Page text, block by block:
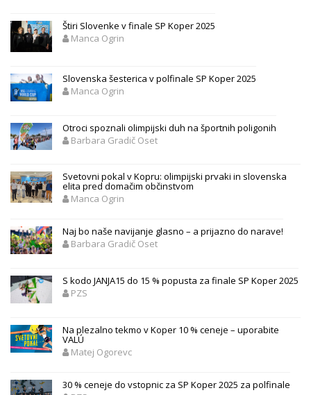
Štiri Slovenke v finale SP Koper 2025
Manca Ogrin
Slovenska šesterica v polfinale SP Koper 2025
Manca Ogrin
Otroci spoznali olimpijski duh na športnih poligonih
Barbara Gradič Oset
Svetovni pokal v Kopru: olimpijski prvaki in slovenska
elita pred domačim občinstvom
Manca Ogrin
Naj bo naše navijanje glasno – a prijazno do narave!
Barbara Gradič Oset
S kodo JANJA15 do 15 % popusta za finale SP Koper 2025
PZS
Na plezalno tekmo v Koper 10 % ceneje – uporabite
VALÚ
Matej Ogorevc
30 % ceneje do vstopnic za SP Koper 2025 za polfinale